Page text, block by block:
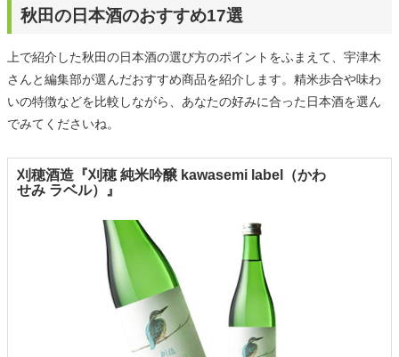
秋田の日本酒のおすすめ17選
上で紹介した秋田の日本酒の選び方のポイントをふまえて、宇津木
さんと編集部が選んだおすすめ商品を紹介します。精米歩合や味わ
いの特徴などを比較しながら、あなたの好みに合った日本酒を選ん
でみてくださいね。
刈穂酒造『刈穂 純米吟醸 kawasemi label（かわ
せみ ラベル）』